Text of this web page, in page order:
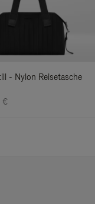
- Nylon Reisetasche
€